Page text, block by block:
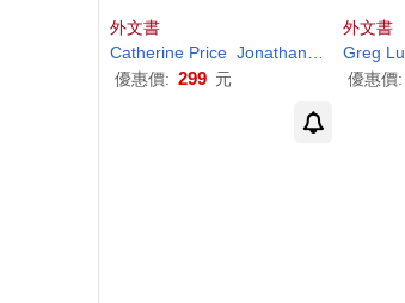
版)The Amazing Generat
ion: Your Guide to Fun a
nd Freedom in a Screen-
外文書
Catherine Price Jonathan Haidt
優惠價: 299 元
外文書
Greg
優惠價: